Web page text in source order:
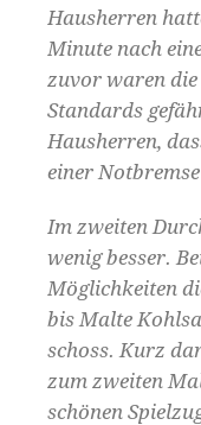
Hausherren
Minute nach
zuvor waren
Standards
Hausherren,
einer
Im zweiten
wenig besser.
Möglichkeiten
bis Malte
schoss. Kurz
zum zweiten
schönen